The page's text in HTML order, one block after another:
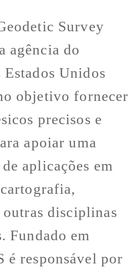
Survey
agência do
Unidos
objetivo fornecer
precisos e
apoiar uma
aplicações em
disciplinas
Fundado em
é responsável por